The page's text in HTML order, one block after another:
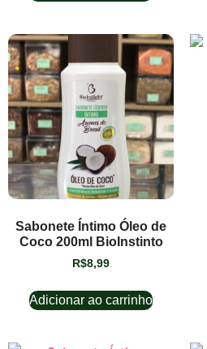
Sabonete Íntimo Óleo de
Coco 200ml BioInstinto
R$8,99
Adicionar ao carrinho